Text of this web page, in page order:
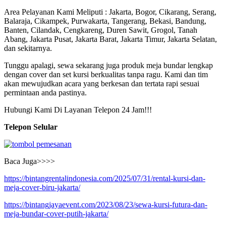
Area Pelayanan Kami Meliputi : Jakarta, Bogor, Cikarang, Serang,
Balaraja, Cikampek, Purwakarta, Tangerang, Bekasi, Bandung,
Banten, Cilandak, Cengkareng, Duren Sawit, Grogol, Tanah
Abang, Jakarta Pusat, Jakarta Barat, Jakarta Timur, Jakarta Selatan,
dan sekitarnya.
Tunggu apalagi, sewa sekarang juga produk meja bundar lengkap
dengan cover dan set kursi berkualitas tanpa ragu. Kami dan tim
akan mewujudkan acara yang berkesan dan tertata rapi sesuai
permintaan anda pastinya.
Hubungi Kami Di Layanan Telepon 24 Jam!!!
Telepon Selular
Baca Juga>>>>
https://bintangrentalindonesia.com/2025/07/31/rental-kursi-dan-
meja-cover-biru-jakarta/
https://bintangjayaevent.com/2023/08/23/sewa-kursi-futura-dan-
meja-bundar-cover-putih-jakarta/